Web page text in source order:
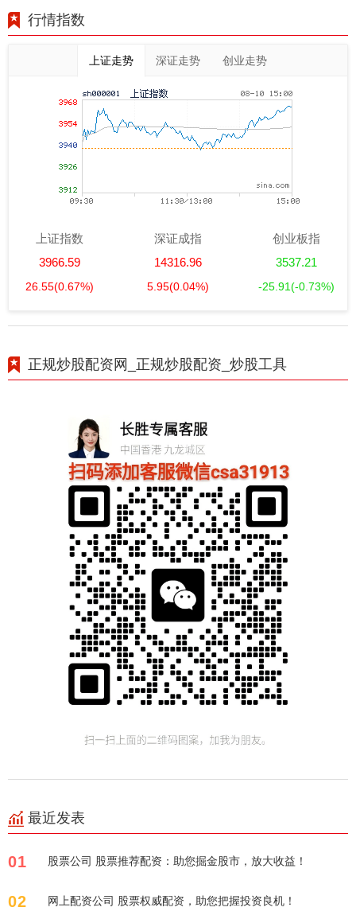
行情指数
上证走势 深证走势 创业走势
上证指数
3966.59
26.55(0.67%)
深证成指
14316.96
5.95(0.04%)
创业板指
3537.21
-25.91(-0.73%)
正规炒股配资网_正规炒股配资_炒股工具
最近发表
01 股票公司 股票推荐配资：助您掘金股市，放大收益！
02 网上配资公司 股票权威配资，助您把握投资良机！